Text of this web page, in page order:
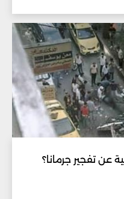
عن تفجير جرمانا؟